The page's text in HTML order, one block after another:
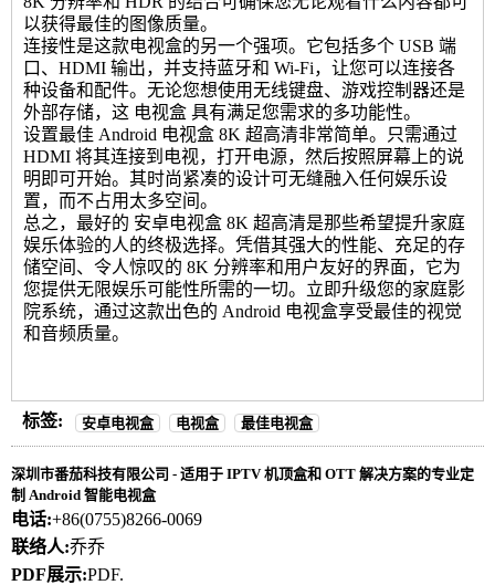
以获得最佳的图像质量。
连接性是这款电视盒的另一个强项。它包括多个 USB 端
口、HDMI 输出，并支持蓝牙和 Wi-Fi，让您可以连接各
种设备和配件。无论您想使用无线键盘、游戏控制器还是
外部存储，这 电视盒 具有满足您需求的多功能性。
设置最佳 Android 电视盒 8K 超高清非常简单。只需通过
HDMI 将其连接到电视，打开电源，然后按照屏幕上的说
明即可开始。其时尚紧凑的设计可无缝融入任何娱乐设
置，而不占用太多空间。
总之，最好的 安卓电视盒 8K 超高清是那些希望提升家庭
娱乐体验的人的终极选择。凭借其强大的性能、充足的存
储空间、令人惊叹的 8K 分辨率和用户友好的界面，它为
您提供无限娱乐可能性所需的一切。立即升级您的家庭影
院系统，通过这款出色的 Android 电视盒享受最佳的视觉
和音频质量。
标签: 安卓电视盒 电视盒 最佳电视盒
深圳市番茄科技有限公司 - 适用于 IPTV 机顶盒和 OTT 解决方案的专业定
制 Android 智能电视盒
电话:+86(0755)8266-0069
联络人:乔乔
PDF展示:PDF.